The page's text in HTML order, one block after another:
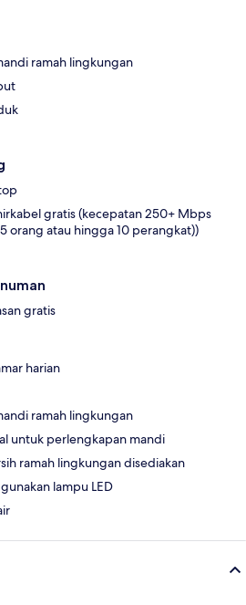
ramah lingkungan
gratis (kecepatan 250+ Mbps
orang atau hingga 10 perangkat))
gratis
harian
ramah lingkungan
untuk perlengkapan mandi
ramah lingkungan disediakan
lampu LED